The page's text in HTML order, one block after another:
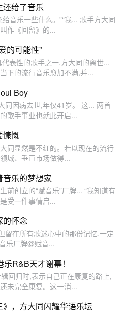
还给了音乐
音乐一些什么。”“我... 歌手方大同
作《回留》的...
的可能性”
表性的歌手之一,方大同的离世...
下的流行音乐愈加不满,并...
Boy
同因病去世,年仅41岁。 这... 两首
歌手事业也就此开启...
慷慨
同显然是不红的。若以现在的流行
域、垂直市场做得...
乐的梦想家
前创立的“赋音乐”厂牌... “我知道有
受一件事情启...
的怀念
留在所有歌迷心中的那份记忆,一定
乐厂牌@赋音...
R&B天才谢幕！
回归时,表示自己正在康复的路上,
未完全康复。这一消...
，方大同闪耀华语乐坛